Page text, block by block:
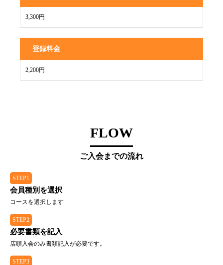
3,300円
登録料金
2,200円
FLOW
ご入会までの流れ
STEP1
会員種別を選択
コースを選択します
STEP2
必要書類を記入
店頭入会のみ書類記入が必要です。
STEP3